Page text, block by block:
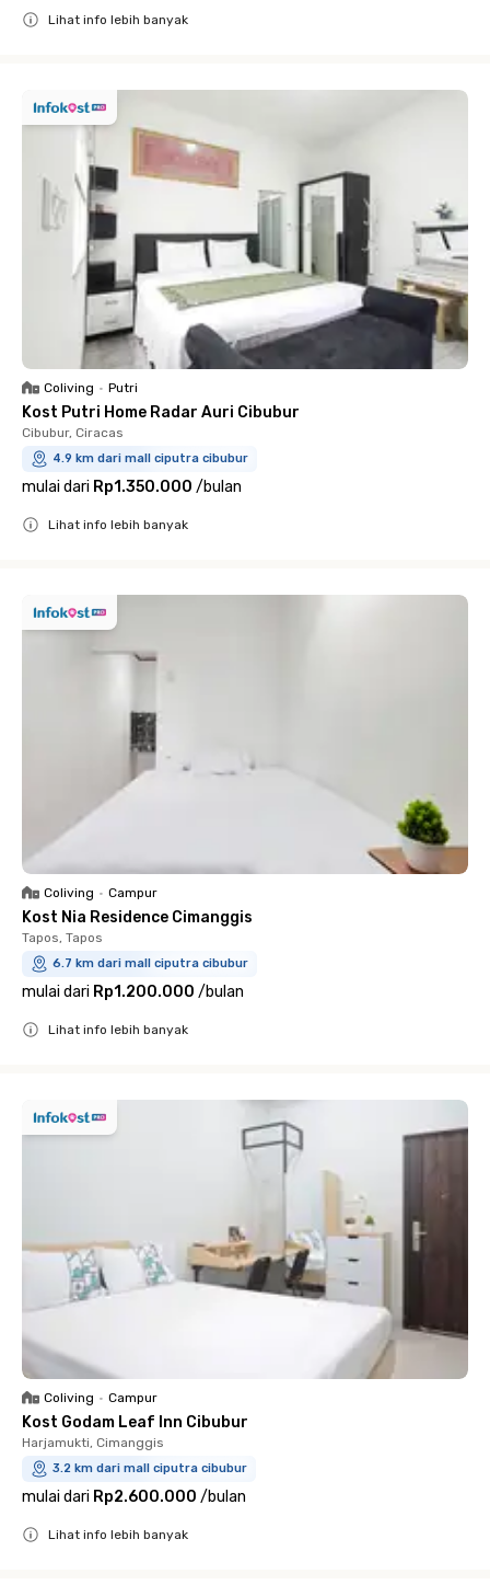
Lihat info lebih banyak
Coliving • Putri
Kost Putri Home Radar Auri Cibubur
Cibubur, Ciracas
4.9 km dari mall ciputra cibubur
mulai dari Rp1.350.000 /bulan
Lihat info lebih banyak
Coliving • Campur
Kost Nia Residence Cimanggis
Tapos, Tapos
6.7 km dari mall ciputra cibubur
mulai dari Rp1.200.000 /bulan
Lihat info lebih banyak
Coliving • Campur
Kost Godam Leaf Inn Cibubur
Harjamukti, Cimanggis
3.2 km dari mall ciputra cibubur
mulai dari Rp2.600.000 /bulan
Lihat info lebih banyak